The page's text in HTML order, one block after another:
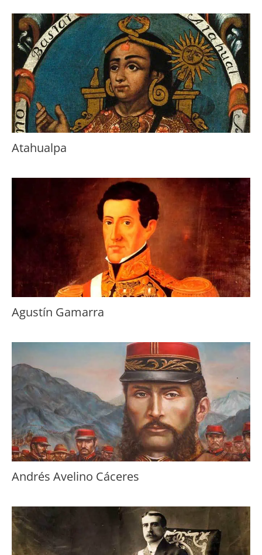
Atahualpa
Agustín Gamarra
Andrés Avelino Cáceres